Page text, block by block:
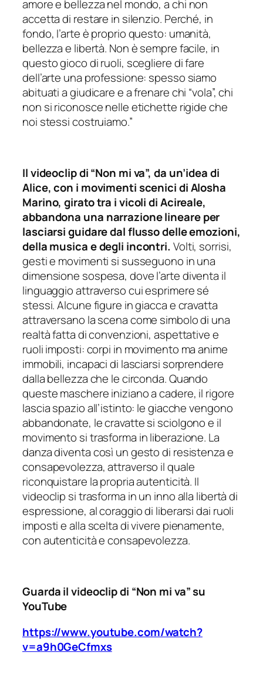
amore e bellezza nel mondo, a chi non
accetta di restare in silenzio. Perché, in
fondo, l’arte è proprio questo: umanità,
bellezza e libertà. Non è sempre facile, in
questo gioco di ruoli, scegliere di fare
dell’arte una professione: spesso siamo
abituati a giudicare e a frenare chi “vola”, chi
non si riconosce nelle etichette rigide che
noi stessi costruiamo.”
Il videoclip di “Non mi va”, da un’idea di
Alice, con i movimenti scenici di Alosha
Marino, girato tra i vicoli di Acireale,
abbandona una narrazione lineare per
lasciarsi guidare dal flusso delle emozioni,
della musica e degli incontri. Volti, sorrisi,
gesti e movimenti si susseguono in una
dimensione sospesa, dove l’arte diventa il
linguaggio attraverso cui esprimere sé
stessi. Alcune figure in giacca e cravatta
attraversano la scena come simbolo di una
realtà fatta di convenzioni, aspettative e
ruoli imposti: corpi in movimento ma anime
immobili, incapaci di lasciarsi sorprendere
dalla bellezza che le circonda. Quando
queste maschere iniziano a cadere, il rigore
lascia spazio all’istinto: le giacche vengono
abbandonate, le cravatte si sciolgono e il
movimento si trasforma in liberazione. La
danza diventa così un gesto di resistenza e
consapevolezza, attraverso il quale
riconquistare la propria autenticità. Il
videoclip si trasforma in un inno alla libertà di
espressione, al coraggio di liberarsi dai ruoli
imposti e alla scelta di vivere pienamente,
con autenticità e consapevolezza.
Guarda il videoclip di “Non mi va” su
YouTube
https://www.youtube.com/watch?
v=a9h0GeCfmxs